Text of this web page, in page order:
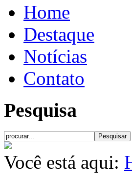
Home
Destaque
Notícias
Contato
Pesquisa
Você está aqui: